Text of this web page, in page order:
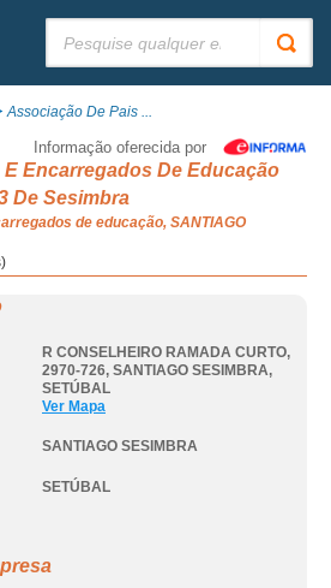
Associação De Pais ...
Informação oferecida por
Encarregados De Educação
De Sesimbra
de educação, SANTIAGO
R CONSELHEIRO RAMADA CURTO,
2970-726, SANTIAGO SESIMBRA,
SETÚBAL
Ver Mapa
SANTIAGO SESIMBRA
SETÚBAL